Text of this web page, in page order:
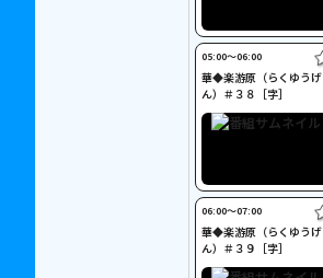
05:00〜06:00
華◆楽游原（らくゆうげ
ん）＃３８［字］
06:00〜07:00
華◆楽游原（らくゆうげ
ん）＃３９［字］